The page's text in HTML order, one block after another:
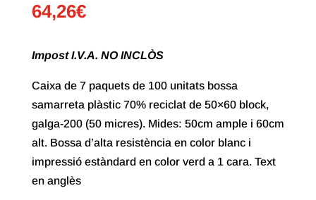
64,26€
Impost I.V.A. NO INCLÒS
Caixa de 7 paquets de 100 unitats bossa
samarreta plàstic 70% reciclat de 50×60 block,
galga-200 (50 micres). Mides: 50cm ample i 60cm
alt. Bossa d’alta resistència en color blanc i
impressió estàndard en color verd a 1 cara. Text
en anglès